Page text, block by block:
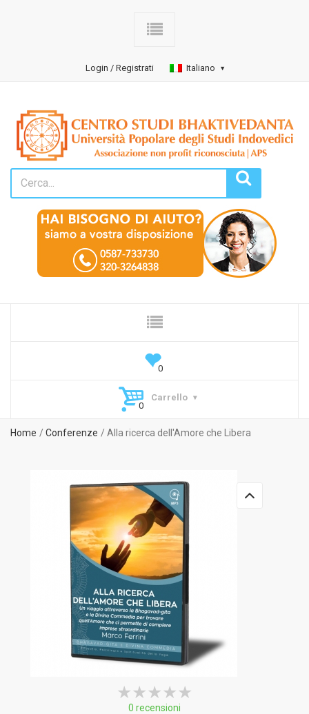
Login / Registrati Italiano
Carrello
Home Conferenze Alla ricerca dell'Amore che Libera
★★★★★
★★★★★
★★★★★
0 recensioni